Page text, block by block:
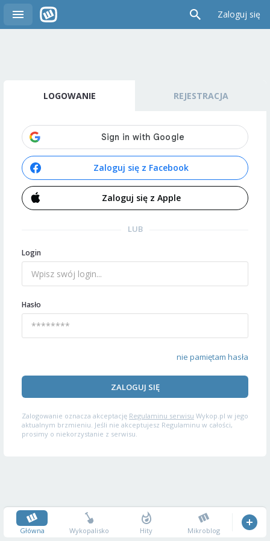
Zaloguj się
LOGOWANIE REJESTRACJA
Zaloguj się z Facebook
Zaloguj się z Apple
LUB
Login
Hasło
nie pamiętam hasła
ZALOGUJ SIĘ
Zalogowanie oznacza akceptację Regulaminu serwisu Wykop.pl w jego
aktualnym brzmieniu. Jeśli nie akceptujesz Regulaminu w całości,
prosimy o niekorzystanie z serwisu.
Główna Wykopalisko Hity Mikroblog